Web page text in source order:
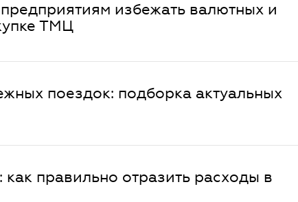
избежать валютных и
ТМЦ
поездок: подборка актуальных
правильно отразить расходы в